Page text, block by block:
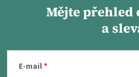
Mějte přehled
a
E-mail